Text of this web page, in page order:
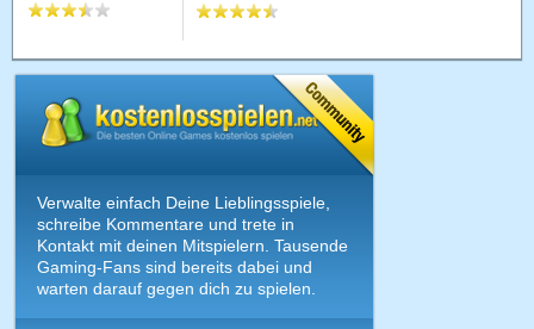
Verwalte einfach Deine Lieblingsspiele,
schreibe Kommentare und trete in
Kontakt mit deinen Mitspielern. Tausende
Gaming-Fans sind bereits dabei und
warten darauf gegen dich zu spielen.